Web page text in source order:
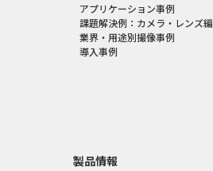
アプリケーション事例
課題解決例：カメラ・レンズ編
業界・用途別撮像事例
導入事例
製品情報